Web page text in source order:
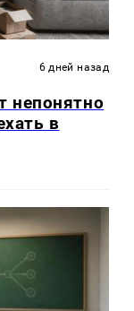
6 дней назад
непонятно
в